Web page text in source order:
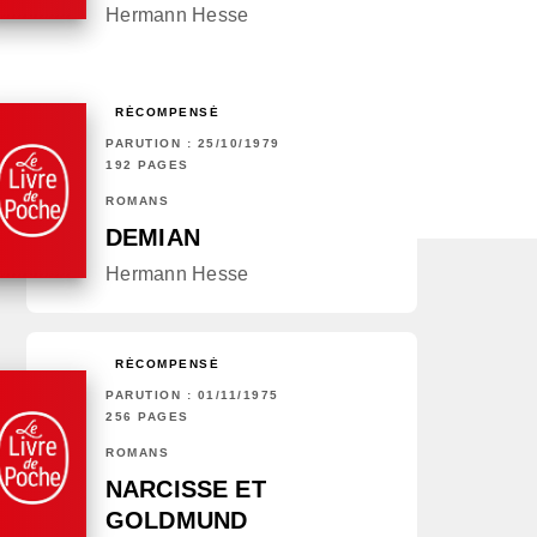
Hermann Hesse
RÉCOMPENSÉ
PARUTION : 25/10/1979
192 PAGES
ROMANS
DEMIAN
Hermann Hesse
RÉCOMPENSÉ
PARUTION : 01/11/1975
256 PAGES
ROMANS
NARCISSE ET
GOLDMUND